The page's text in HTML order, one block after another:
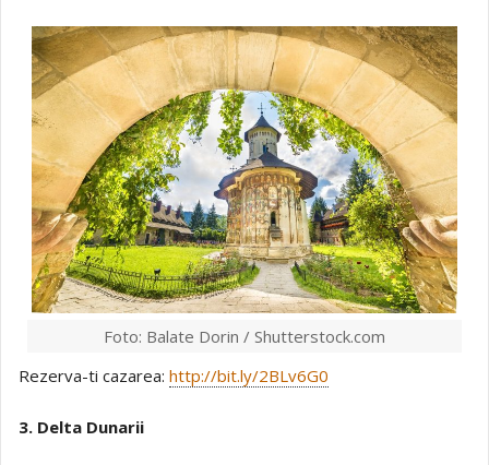
Foto: Balate Dorin / Shutterstock.com
Rezerva-ti cazarea: http://bit.ly/2BLv6G0
3. Delta Dunarii